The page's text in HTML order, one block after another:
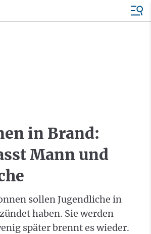
in Brand:
Mann und
sollen Jugendliche in
haben. Sie werden
später brennt es wieder.